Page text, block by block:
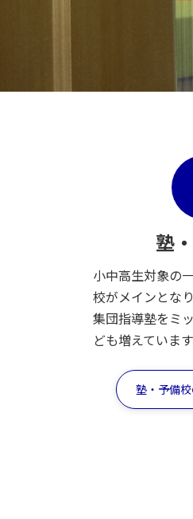
塾・
小中高生対象の
校がメインとな
集団指導塾をミ
ども増えています
塾・予備